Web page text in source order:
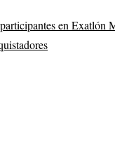
en Exatlón